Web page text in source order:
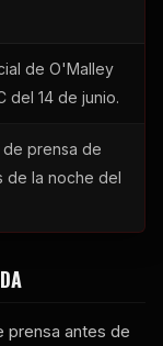
de O'Malley
del 14 de junio.
de prensa de
de la noche del
prensa antes de